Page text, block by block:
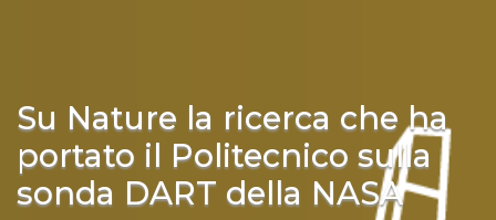
Su Nature la ricerca che ha
portato il Politecnico sulla
sonda DART della NASA